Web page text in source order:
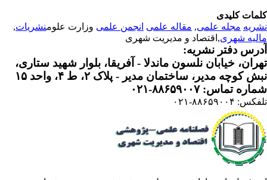
کلیدی
مجله علمی, مقاله علمی انجمن علمیوزارت علومنشریات,
شهری ,اقتصاد و مدیریت شهری
دفتر نشریه:
خیابان نلسون ماندلا - آفریقا، بلوار شهید ستاری،
کوچه مدیر، ساختمان مدیر - پلاک ۲، ط ۴، واحد ۱۵
تماس: ۸۸۶۵۹۰۰۷-۰۲۱
۸۸۶۵۹۰۰۴-۰۲۱